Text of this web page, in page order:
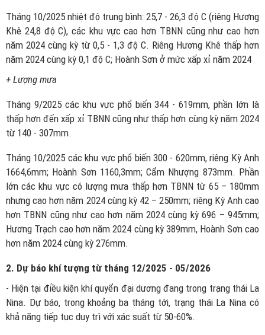
Tháng 10/2025 nhiệt độ trung bình: 25,7 - 26,3 độ C (riêng Hương
Khê 24,8 độ C), các khu vực cao hơn TBNN cũng như cao hơn
năm 2024 cùng kỳ từ 0,5 - 1,3 độ C. Riêng Hương Khê thấp hơn
năm 2024 cùng kỳ 0,1 độ C; Hoành Sơn ở mức xấp xỉ năm 2024
+ Lượng mưa
Tháng 9/2025 các khu vực phổ biến 344 - 619mm, phần lớn là
thấp hơn đến xấp xỉ TBNN cũng như thấp hơn cùng kỳ năm 2024
từ 140 - 307mm.
Tháng 10/2025 các khu vực phổ biến 300 - 620mm, riêng Kỳ Anh
1664,6mm; Hoành Sơn 1160,3mm; Cẩm Nhượng 873mm. Phần
lớn các khu vực có lượng mưa thấp hơn TBNN từ 65 – 180mm
nhưng cao hơn năm 2024 cùng kỳ 42 – 250mm; riêng Kỳ Anh cao
hơn TBNN cũng như cao hơn năm 2024 cùng kỳ 696 – 945mm;
Hương Trạch cao hơn năm 2024 cùng kỳ 389mm, Hoành Sơn cao
hơn năm 2024 cùng kỳ 276mm.
2. Dự báo khí tượng từ tháng 12/2025 - 05/2026
- Hiện tại điều kiện khí quyển đại dương đang trong trạng thái La
Nina. Dự báo, trong khoảng ba tháng tới, trạng thái La Nina có
khả năng tiếp tục duy trì với xác suất từ 50-60%.